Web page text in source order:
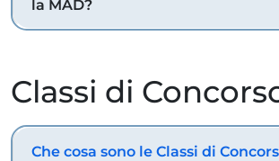
la MAD?
Classi di
Che cosa sono le Classi di